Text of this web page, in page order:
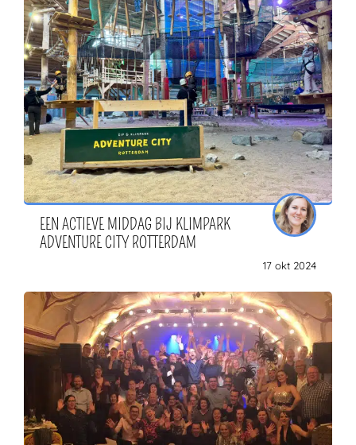
EEN ACTIEVE MIDDAG BIJ KLIMPARK
ADVENTURE CITY ROTTERDAM
17 okt 2024